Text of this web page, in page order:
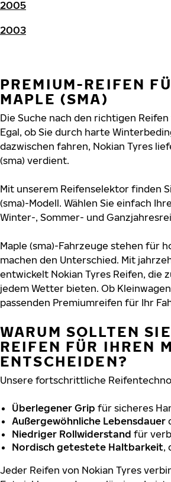
2005
2003
PREMIUM-REIFEN
MAPLE (SMA)
Die Suche nach den richtigen
Egal, ob Sie durch harte
dazwischen fahren, Nokian Tyres
(sma) verdient.
Mit unserem Reifenselektor finden
(sma)-Modell. Wählen Sie einfach
Winter-, Sommer- und
Maple (sma)-Fahrzeuge stehen für
machen den Unterschied. Mit
entwickelt Nokian Tyres Reifen, die
jedem Wetter bieten. Ob
passenden Premiumreifen für Ihr
WARUM SOLLTEN
REIFEN FÜR IHREN
ENTSCHEIDEN?
Unsere fortschrittliche
Überlegener Grip für sicheres
Außergewöhnliche Lebensdauer
Niedriger Rollwiderstand für
Nordisch getestete Haltbarkeit,
Jeder Reifen von Nokian Tyres